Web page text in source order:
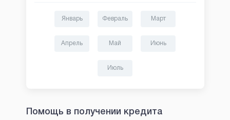
Январь Февраль Март
Апрель Май Июнь
Июль
Помощь в получении кредита